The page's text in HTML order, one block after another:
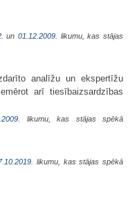
un 01.12.2009. likumu, kas stājas
analīžu un ekspertīžu
arī tiesībaizsardzības
. likumu, kas stājas spēkā
. likumu, kas stājas spēkā